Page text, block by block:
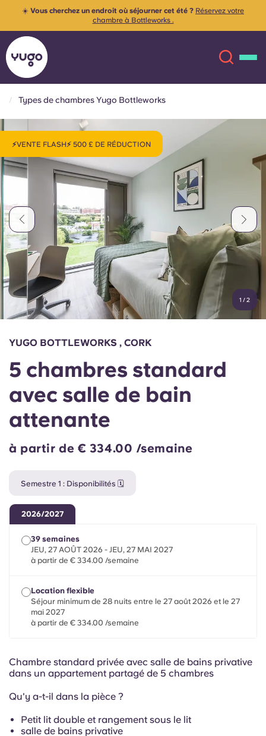
Lieux
Compte Langue
English (GB)
Chinese
Español
Sélectionnez un pays
Réservez maintenant
English (GB)
English (US)
Chinese Español
Català
Italian French
Portuguese
☀️ Vous cherchez un endroit où séjourner cet été ? Réservez votre
chambre à Bottleworks .
Types de chambres Yugo Bottleworks
⚡VENTE FLASH⚡ 500 £ DE RÉDUCTION
1 /2
YUGO BOTTLEWORKS , CORK
5 chambres standard
avec salle de bain
attenante
à partir de € 334.00 /semaine
Semestre 1 : Disponibilités 🗓️
2026/2027
39 semaines
JEU, 27 AOÛT 2026 - JEU, 27 MAI 2027
à partir de € 334.00 /semaine
Location flexible
Séjour minimum de 28 nuits entre le 27 août 2026 et le 27
mai 2027
à partir de € 334.00 /semaine
Chambre standard privée avec salle de bains privative
dans un appartement partagé de 5 chambres
Qu'y a-t-il dans la pièce ?
Petit lit double et rangement sous le lit
salle de bains privative